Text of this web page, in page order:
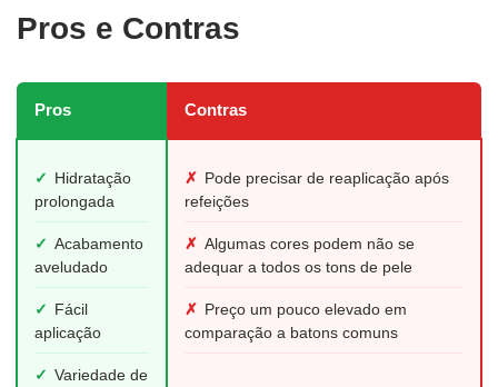
Pros e Contras
Pros Contras
✓ Hidratação
prolongada
✓ Acabamento
aveludado
✓ Fácil
aplicação
✓ Variedade de
✗ Pode precisar de reaplicação após
refeições
✗ Algumas cores podem não se
adequar a todos os tons de pele
✗ Preço um pouco elevado em
comparação a batons comuns